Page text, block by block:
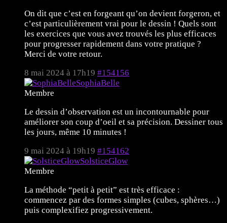
On dit que c’est en forgeant qu’on devient forgeron, et
c’est particulièrement vrai pour le dessin ! Quels sont
les exercices que vous avez trouvés les plus efficaces
pour progresser rapidement dans votre pratique ?
Merci de votre retour.
8 mai 2024 à 17h19 #154156
SophiaBelle
Membre
Le dessin d’observation est un incontournable pour
améliorer son coup d’oeil et sa précision. Dessiner tous
les jours, même 10 minutes !
9 mai 2024 à 19h19 #154162
SolsticeGlow
Membre
La méthode “petit à petit” est très efficace :
commencez par des formes simples (cubes, sphères…)
puis complexifiez progressivement.